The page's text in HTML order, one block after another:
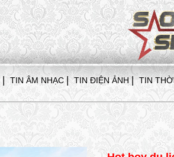
| TIN ÂM NHẠC | TIN ĐIỆN ẢNH | TIN